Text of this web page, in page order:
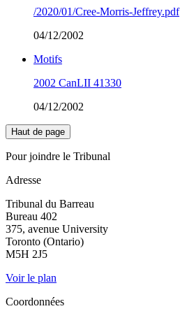
/2020/01/Cree-Morris-Jeffrey.pdf
04/12/2002
Motifs
2002 CanLII 41330
04/12/2002
Haut de page
Pour joindre le Tribunal
Adresse
Tribunal du Barreau
Bureau 402
375, avenue University
Toronto (Ontario)
M5H 2J5
Voir le plan
Coordonnées